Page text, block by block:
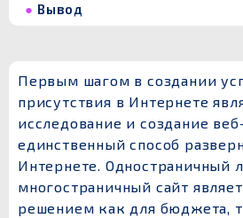
Вывод
Первым шагом в создании
присутствия в Интернете
исследование и создание
единственный способ
Интернете. Одностраничный
многостраничный сайт
решением как для бюджета,